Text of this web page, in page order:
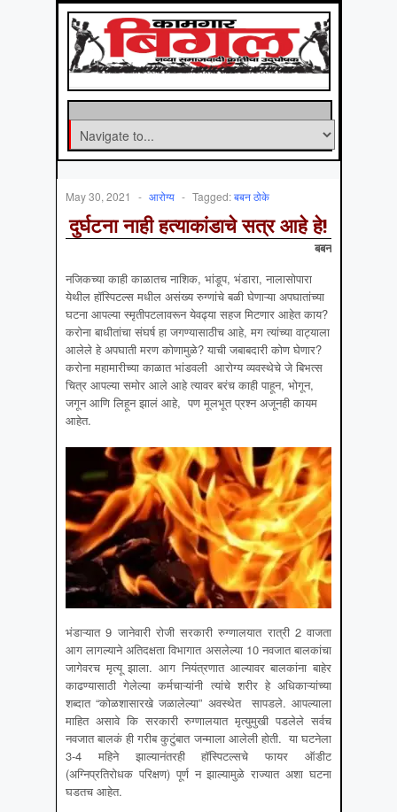
May 30, 2021 - आरोग्‍य - Tagged:बबन ठोके
दुर्घटना नाही हत्याकांडाचे सत्र आहे हे!
बबन
नजिकच्या काही काळातच नाशिक, भांडूप, भंडारा, नालासोपारा
येथील हॉस्पिटल्स मधील असंख्य रुग्णांचे बळी घेणाऱ्या अपघातांच्या
घटना आपल्या स्मृतीपटलावरून येवढ्या सहज मिटणार आहेत काय?
करोना बाधीतांचा संघर्ष हा जगण्यासाठीच आहे, मग त्यांच्या वाट्याला
आलेले हे अपघाती मरण कोणामुळे? याची जबाबदारी कोण घेणार?
करोना महामारीच्या काळात भांडवली आरोग्य व्यवस्थेचे जे बिभत्स
चित्र आपल्या समोर आले आहे त्यावर बरंच काही पाहून, भोगून,
जगून आणि लिहून झालं आहे, पण मूलभूत प्रश्न अजूनही कायम
आहेत.
भंडाऱ्यात 9 जानेवारी रोजी सरकारी रुग्णालयात रात्री 2 वाजता
आग लागल्याने अतिदक्षता विभागात असलेल्या 10 नवजात बालकांचा
जागेवरच मृत्यू झाला. आग नियंत्रणात आल्यावर बालकांना बाहेर
काढण्यासाठी गेलेल्या कर्मचाऱ्यांनी त्यांचे शरीर हे अधिकाऱ्यांच्या
शब्दात “कोळशासारखे जळालेल्या” अवस्थेत सापडले. आपल्याला
माहित असावे कि सरकारी रुग्णालयात मृत्युमुखी पडलेले सर्वच
नवजात बालकं ही गरीब कुटुंबात जन्माला आलेली होती. या घटनेला
3-4 महिने झाल्यानंतरही हॉस्पिटल्सचे फायर ऑडीट
(अग्निप्रतिरोधक परिक्षण) पूर्ण न झाल्यामुळे राज्यात अशा घटना
घडतच आहेत.